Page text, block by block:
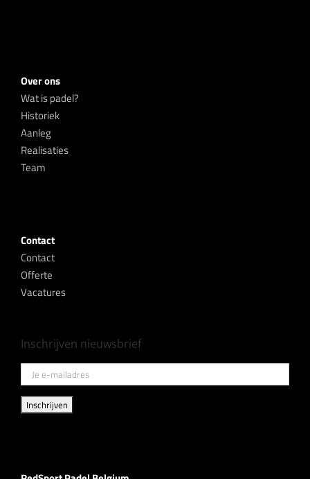
Over ons
Wat is padel?
Historiek
Aanleg
Realisaties
Team
Contact
Contact
Offerte
Vacatures
Inschrijven nieuwsbrief